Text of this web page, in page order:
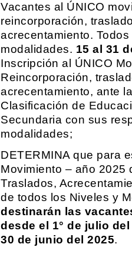
Vacantes al ÚNICO
reincorporación,
acrecentamiento.
modalidades. 15 al 31
Inscripción al ÚNICO
Reincorporación,
acrecentamiento, ante
Clasificación de
Secundaria con sus
modalidades;
DETERMINA que para
Movimiento – año 2025
Traslados,
de todos los Niveles y
destinarán las
desde el 1° de julio
30 de junio del 2025.